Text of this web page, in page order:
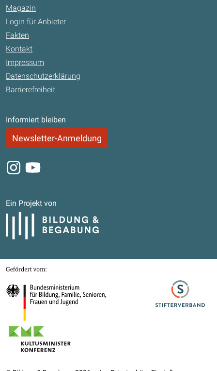
Magazin
Login für Anbieter
Fakten
Kontakt
Impressum
Datenschutzerklärung
Barrierefreiheit
Informiert bleiben
Newsletter-Anmeldung
Instagram
Youtube
Ein Projekt von
Bildung und Begabung
Gefördert von
Bundesministerium für Bildung, Familie, Senioren, Frauen und Jugend
Stifterverband
Kultusministerkonferenz